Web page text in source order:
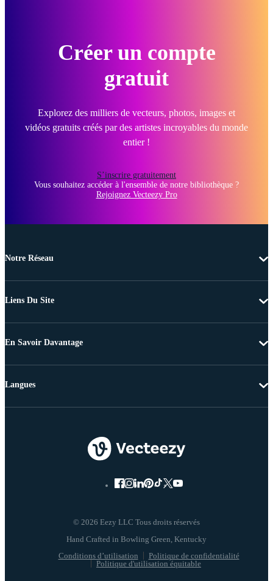
Créer un compte
gratuit
Explorez des milliers de vecteurs, photos, images et
vidéos gratuits créés par des artistes incroyables du monde
entier !
S’inscrire gratuitement
Vous souhaitez accéder à l'ensemble de notre bibliothèque ?
Rejoignez Vecteezy Pro
Notre Réseau
Liens Du Site
En Savoir Davantage
© 2026 Eezy LLC Tous droits réservés
Conditions d’utilisation
Politique de confidentialité
Politique d'utilisation équitable
Langues